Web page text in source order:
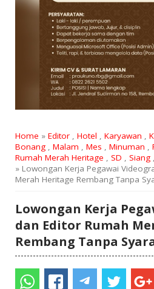
Home » Editor, Hotel , Karyawan ,
Bonang, Malam , Mes , Minuman ,
Rumah Merah Heritage , SD , Siang,
» Lowongan Kerja Pegawai
Merah Heritage Rembang Tanpa
Lowongan Kerja
dan Editor Rumah
Rembang Tanpa